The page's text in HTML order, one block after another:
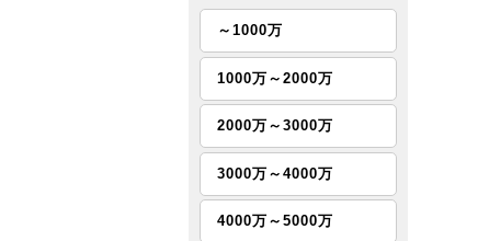
～1000万
1000万～2000万
2000万～3000万
3000万～4000万
4000万～5000万